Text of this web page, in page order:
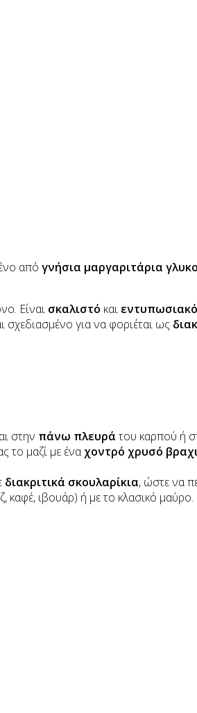
από γνήσια μαργαριτάρια
Είναι σκαλιστό και εντυπωσιακό
σχεδιασμένο για να φοριέται ως
στην πάνω πλευράτου καρπού ή
το μαζί με έναχοντρό χρυσό
διακριτικά σκουλαρίκια, ώστε να
καφέ, ιβουάρ) ή με το κλασικό μαύρο.